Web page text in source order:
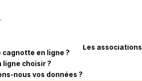
cagnotte en ligne ?
ligne choisir ?
nous vos données ?
Les associations